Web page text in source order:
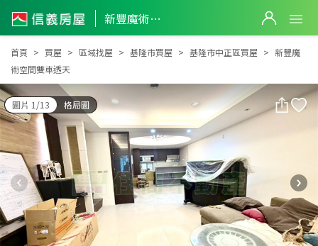
新豐魔術空間雙車透天
新豐魔術空間雙車透天
首頁 買屋 區域找屋 基隆市買屋 基隆市中正區買屋
新豐魔
術空間雙車透天
圖片 1/13 格局圖